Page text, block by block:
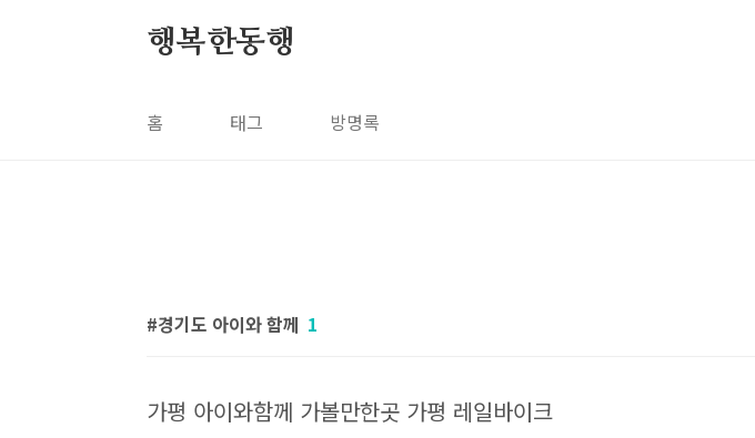
행복한동행
홈 태그 방명록
경기도 아이와 함께 1
가평 아이와함께 가볼만한곳 가평 레일바이크